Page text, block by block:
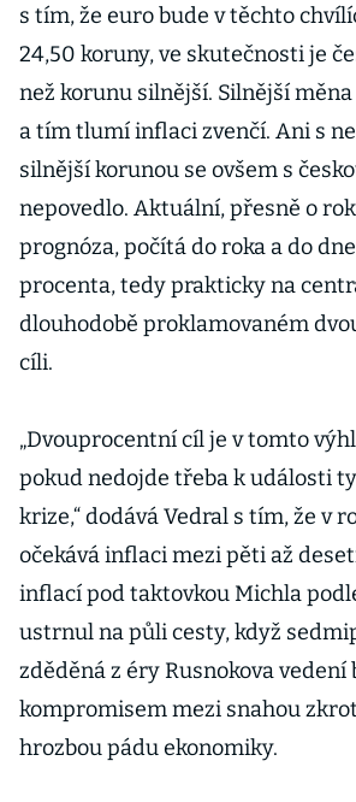
s tím, že euro bude v těchto
24,50 koruny, ve skutečnosti je
než korunu silnější. Silnější
a tím tlumí inflaci zvenčí. Ani s
silnější korunou se ovšem s
nepovedlo. Aktuální, přesně o
prognóza, počítá do roka a do
procenta, tedy prakticky na
dlouhodobě proklamovaném
cíli.
„Dvouprocentní cíl je v tomto
pokud nedojde třeba k události
krize,“ dodává Vedral s tím, že v
očekává inflaci mezi pěti až
inflací pod taktovkou Michla
ustrnul na půli cesty, když
zděděná z éry Rusnokova vedení
kompromisem mezi snahou
hrozbou pádu ekonomiky.